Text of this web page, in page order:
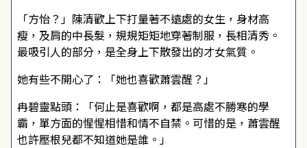
「方怡？」陳清歡上下打量著不遠處的女生，身材高
瘦，及肩的中長髮，規規矩矩地穿著制服，長相清秀。
最吸引人的部分，是全身上下散發出的才女氣質。
她有些不開心了：「她也喜歡蕭雲醒？」
冉碧靈點頭：「何止是喜歡啊，都是高處不勝寒的學
霸，單方面的惺惺相惜和情不自禁。可惜的是，蕭雲醒
也許壓根兒都不知道她是誰。」